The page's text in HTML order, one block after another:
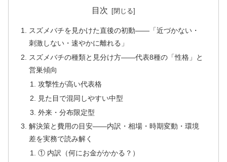
目次
スズメバチを見かけた直後の初動——「近づかない・
刺激しない・速やかに離れる」
スズメバチの種類と見分け方——代表8種の「性格」と
営巣傾向
攻撃性が高い代表格
見た目で混同しやすい中型
外来・分布限定型
解決策と費用の目安——内訳・相場・時期変動・環境
差を実務で読み解く
① 内訳（何にお金がかかる？）